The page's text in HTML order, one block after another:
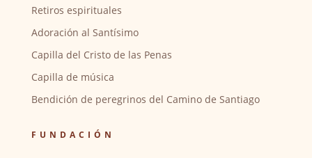
Retiros espirituales
Adoración al Santísimo
Capilla del Cristo de las Penas
Capilla de música
Bendición de peregrinos del Camino de Santiago
FUNDACIÓN